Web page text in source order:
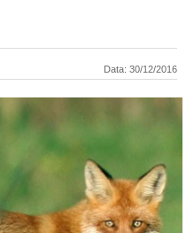
Data: 30/12/2016